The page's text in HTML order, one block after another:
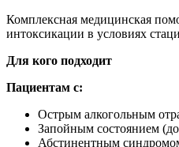
Комплексная медицинская
интоксикации в условиях
Для кого подходит
Пациентам с:
Острым алкогольным
Запойным состоянием
Абстинентным